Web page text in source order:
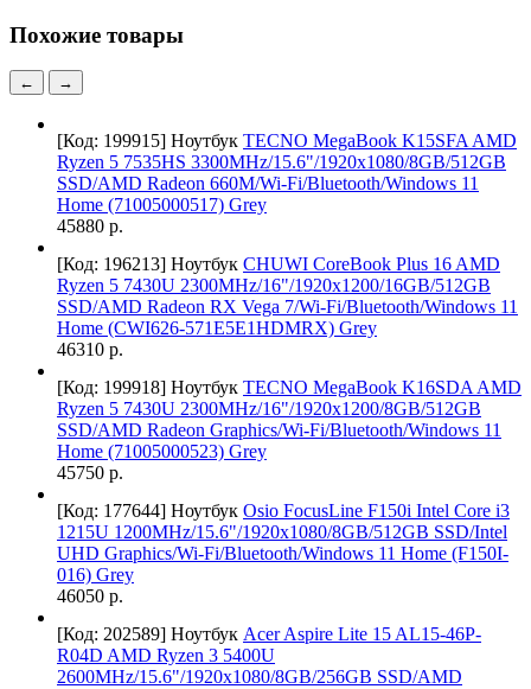
Похожие товары
← →
[Код: 199915] Ноутбук TECNO MegaBook K15SFA AMD
Ryzen 5 7535HS 3300MHz/15.6"/1920x1080/8GB/512GB
SSD/AMD Radeon 660M/Wi-Fi/Bluetooth/Windows 11
Home (71005000517) Grey
45880 р.
[Код: 196213] Ноутбук CHUWI CoreBook Plus 16 AMD
Ryzen 5 7430U 2300MHz/16"/1920x1200/16GB/512GB
SSD/AMD Radeon RX Vega 7/Wi-Fi/Bluetooth/Windows 11
Home (CWI626-571E5E1HDMRX) Grey
46310 р.
[Код: 199918] Ноутбук TECNO MegaBook K16SDA AMD
Ryzen 5 7430U 2300MHz/16"/1920х1200/8GB/512GB
SSD/AMD Radeon Graphics/Wi-Fi/Bluetooth/Windows 11
Home (71005000523) Grey
45750 р.
[Код: 177644] Ноутбук Osio FocusLine F150i Intel Core i3
1215U 1200MHz/15.6"/1920x1080/8GB/512GB SSD/Intel
UHD Graphics/Wi-Fi/Bluetooth/Windows 11 Home (F150I-
016) Grey
46050 р.
[Код: 202589] Ноутбук Acer Aspire Lite 15 AL15-46P-
R04D AMD Ryzen 3 5400U
2600MHz/15.6"/1920х1080/8GB/256GB SSD/AMD